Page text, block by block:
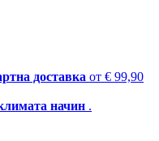
доставка от € 99,90
начин .